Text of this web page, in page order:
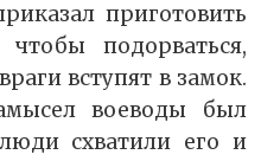
приготовить
подорваться,
вступят в замок.
воеводы был
схватили его и